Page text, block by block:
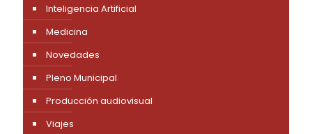
Inteligencia Artificial
Medicina
Novedades
Pleno Municipal
Producción audiovisual
Viajes